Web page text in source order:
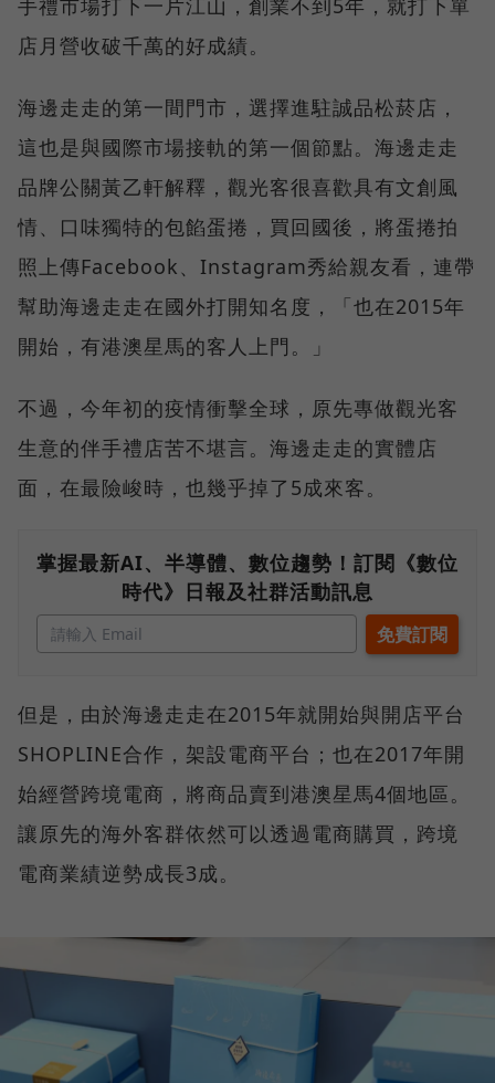
手禮市場打下一片江山，創業不到5年，就打下單
店月營收破千萬的好成績。
海邊走走的第一間門市，選擇進駐誠品松菸店，
這也是與國際市場接軌的第一個節點。海邊走走
品牌公關黃乙軒解釋，觀光客很喜歡具有文創風
情、口味獨特的包餡蛋捲，買回國後，將蛋捲拍
照上傳Facebook、Instagram秀給親友看，連帶
幫助海邊走走在國外打開知名度，「也在2015年
開始，有港澳星馬的客人上門。」
不過，今年初的疫情衝擊全球，原先專做觀光客
生意的伴手禮店苦不堪言。海邊走走的實體店
面，在最險峻時，也幾乎掉了5成來客。
掌握最新AI、半導體、數位趨勢！訂閱《數位
時代》日報及社群活動訊息
但是，由於海邊走走在2015年就開始與開店平台
SHOPLINE合作，架設電商平台；也在2017年開
始經營跨境電商，將商品賣到港澳星馬4個地區。
讓原先的海外客群依然可以透過電商購買，跨境
電商業績逆勢成長3成。